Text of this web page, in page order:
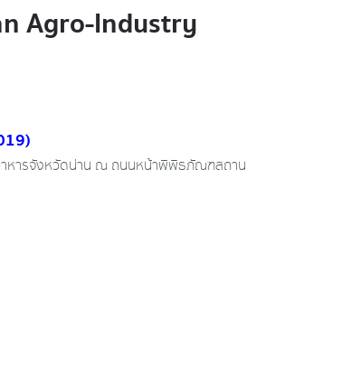
Agro-Industry
าหารจังหวัดน่าน ณ ถนนหน้าพิพิธภัณฑสถาน